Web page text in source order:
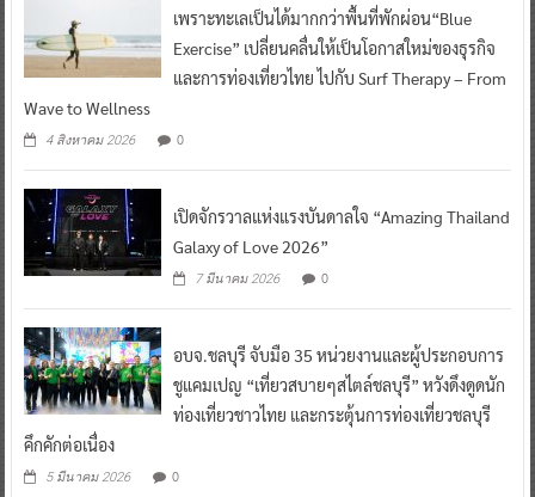
เพราะทะเลเป็นได้มากกว่าพื้นที่พักผ่อน“Blue
Exercise” เปลี่ยนคลื่นให้เป็นโอกาสใหม่ของธุรกิจ
และการท่องเที่ยวไทย ไปกับ Surf Therapy – From
Wave to Wellness
4 สิงหาคม 2026 0
เปิดจักรวาลแห่งแรงบันดาลใจ “Amazing Thailand
Galaxy of Love 2026”
7 มีนาคม 2026 0
อบจ.ชลบุรี จับมือ 35 หน่วยงานและผู้ประกอบการ
ชูแคมเปญ “เที่ยวสบายๆสไตล์ชลบุรี” หวังดึงดูดนัก
ท่องเที่ยวชาวไทย และกระตุ้นการท่องเที่ยวชลบุรี
คึกคักต่อเนื่อง
5 มีนาคม 2026 0